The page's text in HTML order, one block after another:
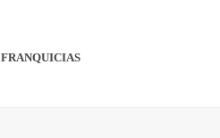
FRANQUICIAS